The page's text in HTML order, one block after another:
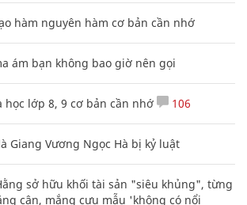
hàm nguyên hàm cơ bản cần nhớ
ám bạn không bao giờ nên gọi
học lớp 8, 9 cơ bản cần nhớ 106
Giang Vương Ngọc Hà bị kỷ luật
sở hữu khối tài sản "siêu khủng", từng
cân, mắng cựu mẫu 'không có nổi